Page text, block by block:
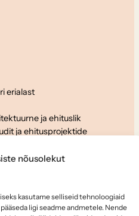
nõusolekut
kasutame selliseid tehnoloogiaid
ligi seadme andmetele. Nende
erialast
ja ehituslik
ja ehitusprojektide
või meile tööle tulla?